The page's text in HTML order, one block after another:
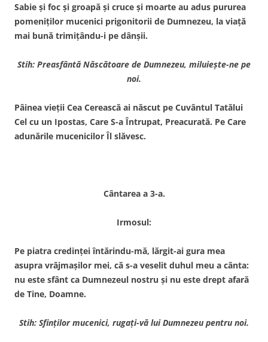
Sabie şi foc şi groapă şi cruce şi moarte au adus pururea
pomeniţilor mucenici prigonitorii de Dumnezeu, la viaţă
mai bună trimiţându-i pe dânşii.
Stih: Preasfântă Născătoare de Dumnezeu, miluieşte-ne pe
noi.
Pâinea vieţii Cea Cerească ai născut pe Cuvântul Tatălui
Cel cu un Ipostas, Care S-a Întrupat, Preacurată. Pe Care
adunările mucenicilor Îl slăvesc.
Cântarea a 3-a.
Irmosul:
Pe piatra credinţei întărindu-mă, lărgit-ai gura mea
asupra vrăjmaşilor mei, că s-a veselit duhul meu a cânta:
nu este sfânt ca Dumnezeul nostru şi nu este drept afară
de Tine, Doamne.
Stih: Sfinţilor mucenici, rugaţi-vă lui Dumnezeu pentru noi.